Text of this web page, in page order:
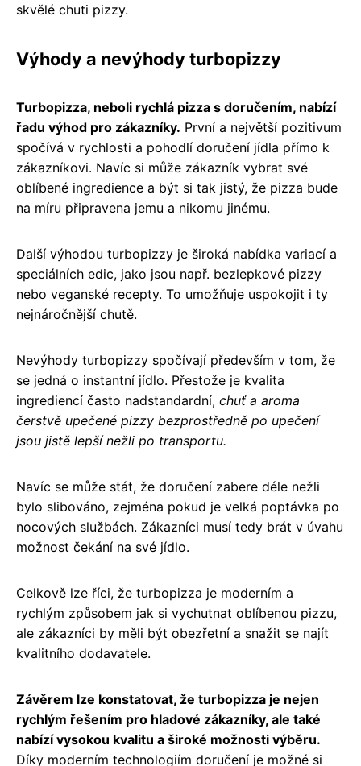
skvělé chuti pizzy.
Výhody a nevýhody turbopizzy
Turbopizza, neboli rychlá pizza s doručením, nabízí
řadu výhod pro zákazníky. První a největší pozitivum
spočívá v rychlosti a pohodlí doručení jídla přímo k
zákazníkovi. Navíc si může zákazník vybrat své
oblíbené ingredience a být si tak jistý, že pizza bude
na míru připravena jemu a nikomu jinému.
Další výhodou turbopizzy je široká nabídka variací a
speciálních edic, jako jsou např. bezlepkové pizzy
nebo veganské recepty. To umožňuje uspokojit i ty
nejnáročnější chutě.
Nevýhody turbopizzy spočívají především v tom, že
se jedná o instantní jídlo. Přestože je kvalita
ingrediencí často nadstandardní, chuť a aroma
čerstvě upečené pizzy bezprostředně po upečení
jsou jistě lepší nežli po transportu.
Navíc se může stát, že doručení zabere déle nežli
bylo slibováno, zejména pokud je velká poptávka po
nocových službách. Zákazníci musí tedy brát v úvahu
možnost čekání na své jídlo.
Celkově lze říci, že turbopizza je moderním a
rychlým způsobem jak si vychutnat oblíbenou pizzu,
ale zákazníci by měli být obezřetní a snažit se najít
kvalitního dodavatele.
Závěrem lze konstatovat, že turbopizza je nejen
rychlým řešením pro hladové zákazníky, ale také
nabízí vysokou kvalitu a široké možnosti výběru.
Díky moderním technologiím doručení je možné si